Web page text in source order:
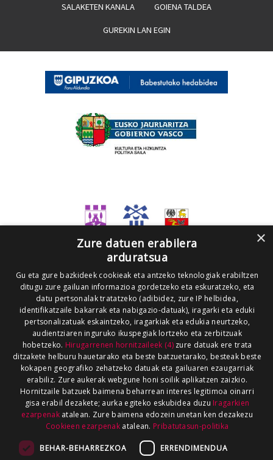
SALAKETEN KANALA GOIENA TALDEA
GUREKIN LAN EGIN
×
Zure datuen erabilera
arduratsua
Gu eta gure bazkideek cookieak eta antzeko teknologiak erabiltzen
ditugu zure gailuan informazioa gordetzeko eta eskuratzeko, eta
datu pertsonalak tratatzeko (adibidez, zure IP helbidea,
identifikatzaile bakarrak eta nabigazio-datuak), iragarki eta eduki
pertsonalizatuak eskaintzeko, iragarkiak eta edukia neurtzeko,
audientziaren inguruko ikuspegiak lortzeko eta zerbitzuak
hobetzeko. Hirugarrenen hornitzaileek (4)zure datuak ere trata
ditzakete helburu hauetarako eta beste batzuetarako, besteak beste
kokapen geografiko zehatzeko datuak eta gailuaren ezaugarriak
erabiliz. Zure aukerak webgune honi soilik aplikatzen zaizkio.
Hornitzaile batzuek baimena beharrean interes legitimoa oinarri
gisa erabil dezakete; aurka egiteko eskubidea duzu Iragarkien
ezarpenakatalean. Zure baimena edozein unetan ken dezakezu
Cookieen ezarpenak atalean. Pribatutasun-politika
BEHAR-BEHARREZKOA ERRENDIMENDUA